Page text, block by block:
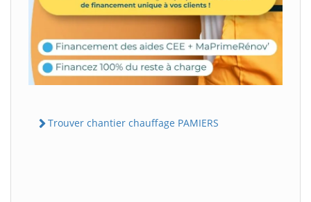
Trouver chantier chauffage PAMIERS